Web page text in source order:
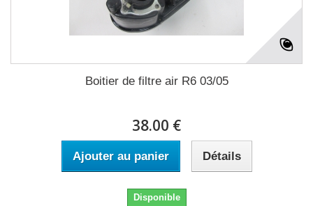
Boitier de filtre air R6 03/05
38.00 €
Ajouter au panier Détails
Disponible